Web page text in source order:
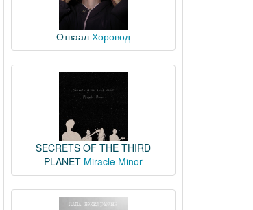
Отваал Хоровод
SECRETS OF THE THIRD
PLANET Miracle Minor